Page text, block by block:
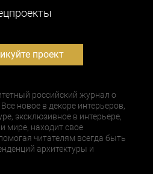
проект
российский журнал о
новое в декоре интерьеров,
эксклюзивное в интерьере,
мире, находит свое
читателям всегда быть
архитектуры и